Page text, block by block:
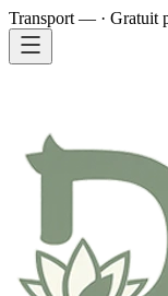
Transport — · Gratuit